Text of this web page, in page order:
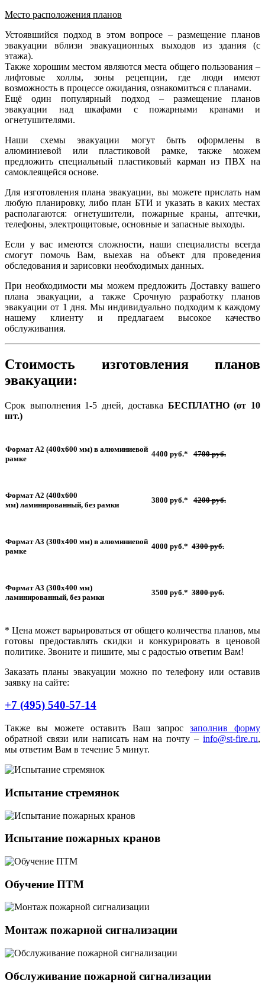
Место расположения планов
Устоявшийся подход в этом вопросе – размещение планов
эвакуации вблизи эвакуационных выходов из здания (с
этажа).
Также хорошим местом являются места общего пользования –
лифтовые холлы, зоны рецепции, где люди имеют
возможность в процессе ожидания, ознакомиться с планами.
Ещё один популярный подход – размещение планов
эвакуации над шкафами с пожарными кранами и
огнетушителями.
Наши схемы эвакуации могут быть оформлены в
алюминиевой или пластиковой рамке, также можем
предложить специальный пластиковый карман из ПВХ на
самоклеящейся основе.
Для изготовления плана эвакуации, вы можете прислать нам
любую планировку, либо план БТИ и указать в каких местах
располагаются: огнетушители, пожарные краны, аптечки,
телефоны, электрощитовые, основные и запасные выходы.
Если у вас имеются сложности, наши специалисты всегда
смогут помочь Вам, выехав на объект для проведения
обследования и зарисовки необходимых данных.
При необходимости мы можем предложить Доставку вашего
плана эвакуации, а также Срочную разработку планов
эвакуации от 1 дня. Мы индивидуально подходим к каждому
нашему клиенту и предлагаем высокое качество
обслуживания.
Стоимость изготовления планов
эвакуации:
Срок выполнения 1-5 дней, доставка БЕСПЛАТНО (от 10
шт.)
Формат А2 (400х600 мм) в алюминиевой
рамке
4400 руб.* 4700 руб.
Формат А2 (400х600
мм) ламинированный, без рамки
3800 руб.* 4200руб.
Формат А3 (300х400 мм) в алюминиевой
рамке
4000 руб.* 4300 руб.
Формат А3 (300х400 мм)
ламинированный, без рамки
3500 руб.* 3800 руб.
* Цена может варьироваться от общего количества планов, мы
готовы предоставлять скидки и конкурировать в ценовой
политике. Звоните и пишите, мы с радостью ответим Вам!
Заказать планы эвакуации можно по телефону или оставив
заявку на сайте:
+7 (495) 540-57-14
Также вы можете оставить Ваш запрос заполнив форму
обратной связи или написать нам на почту – info@st-fire.ru,
мы ответим Вам в течение 5 минут.
Испытание стремянок
Испытание пожарных кранов
Обучение ПТМ
Монтаж пожарной сигнализации
Обслуживание пожарной сигнализации